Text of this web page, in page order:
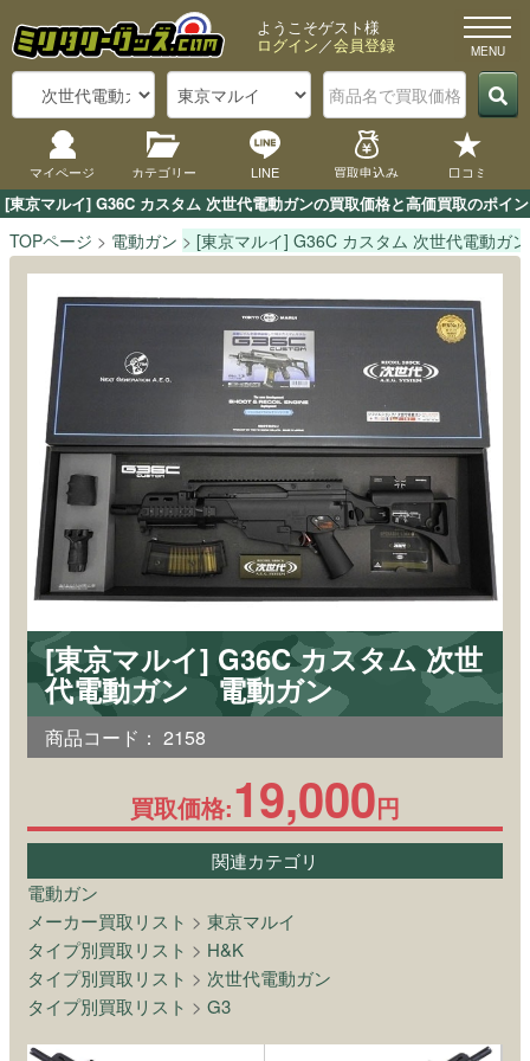
[東京マルイ] G36C カスタム 次世代電動ガンの買取価格と高価買取のポイ
ようこそゲスト様
ログイン／会員登録
マイページ カテゴリー LINE 買取申込み 口コミ
TOPページ 電動ガン [東京マルイ] G36C カスタム 次世代電動ガン
[東京マルイ] G36C カスタム 次世
代電動ガン 電動ガン
商品コード： 2158
買取価格:19,000円
関連カテゴリ
電動ガン
メーカー買取リスト > 東京マルイ
タイプ別買取リスト > H&K
タイプ別買取リスト > 次世代電動ガン
タイプ別買取リスト > G3